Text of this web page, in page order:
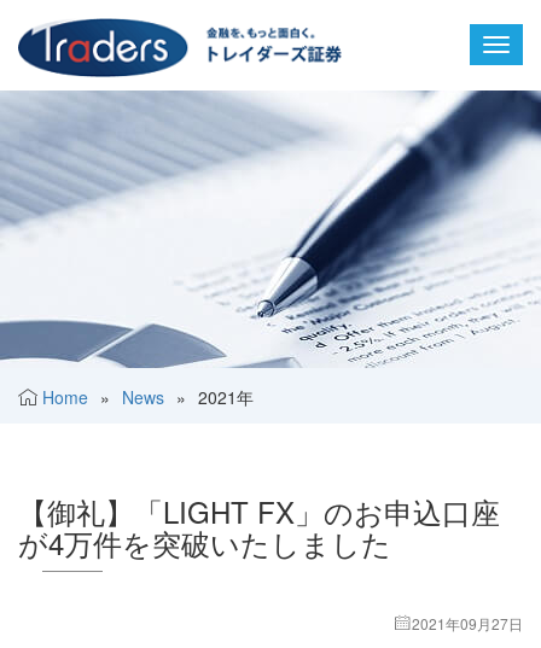
Home » News » 2021年
【御礼】「LIGHT FX」のお申込口座
が4万件を突破いたしました
2021年09月27日